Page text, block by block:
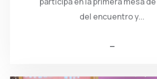
del encuentro y...